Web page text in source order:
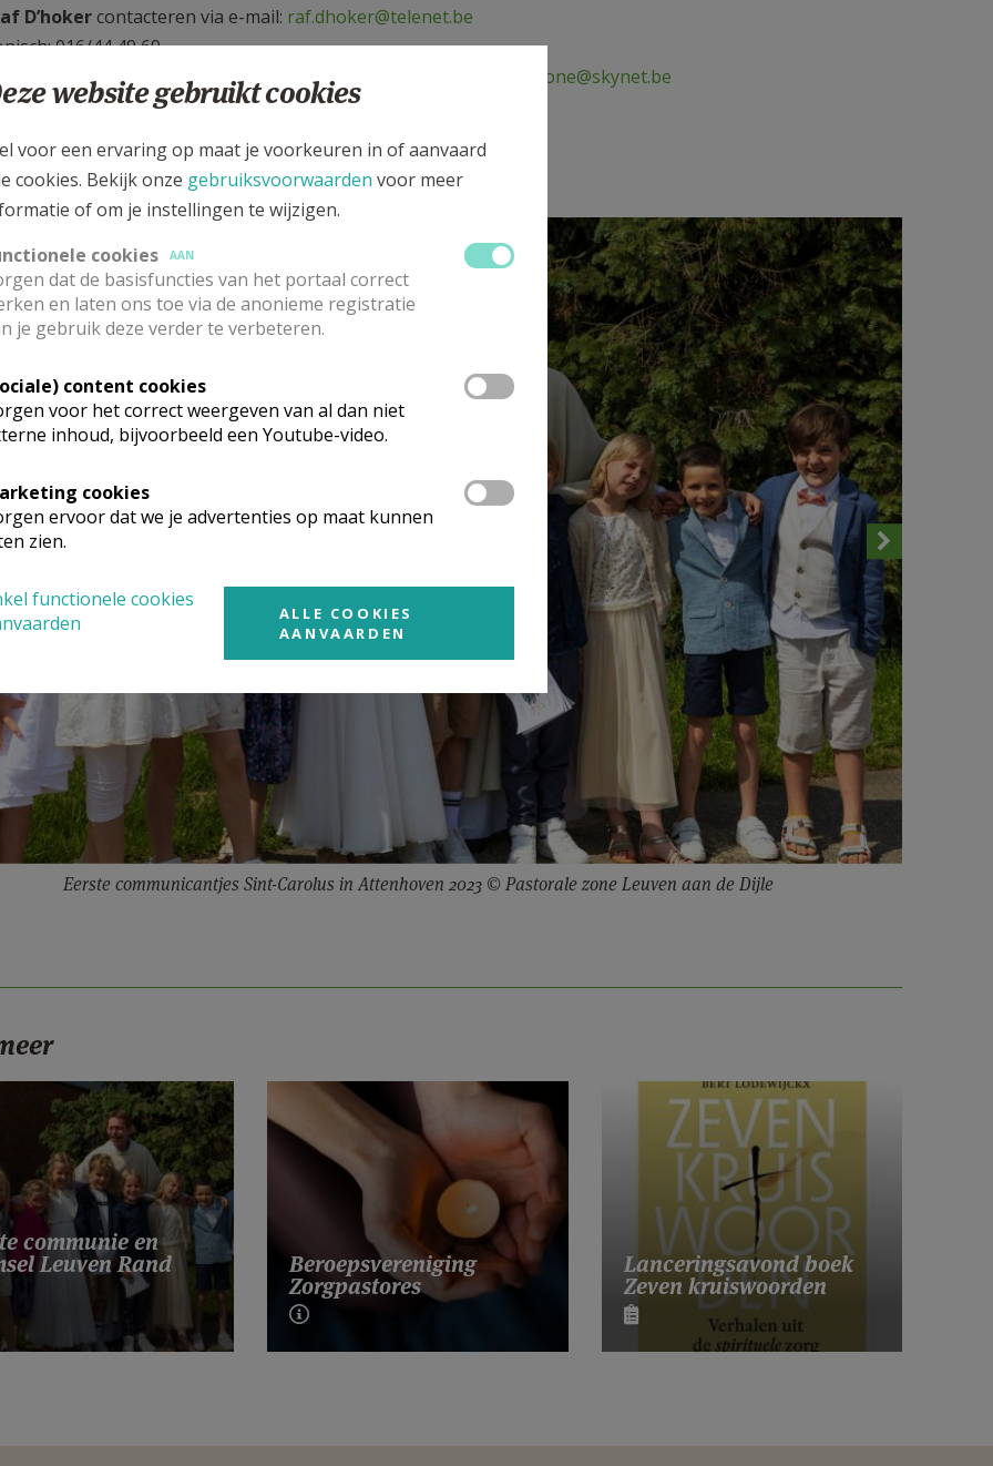
D’hokercontacteren via e-mail: raf.dhoker@telenet.be
016/44 49 69
, contacteerMariella Guzzone
mariella.guzzone@skynet.be
016/44 74 70
32, Holsbeek-Attenhoven
Eerste communicantjes Sint-Carolus in Attenhoven 2023 © Pastorale zone Leuven aan de Dijle
communie en
Leuven Rand Beroepsvereniging
Zorgpastores
Lanceringsavond boek
Zeven kruiswoorden
website gebruikt cookies
voor een ervaring op maat je voorkeuren in of aanvaard
cookies. Bekijk onze gebruiksvoorwaarden voor meer
of om je instellingen te wijzigen.
cookies
AAN
dat de basisfuncties van het portaal correct
en laten ons toe via de anonieme registratie
je gebruik deze verder te verbeteren.
content cookies
voor het correct weergeven van al dan niet
inhoud, bijvoorbeeld een Youtube-video.
cookies
ervoor dat we je advertenties op maat kunnen
zien.
functionele cookies
ALLE COOKIES
AANVAARDEN